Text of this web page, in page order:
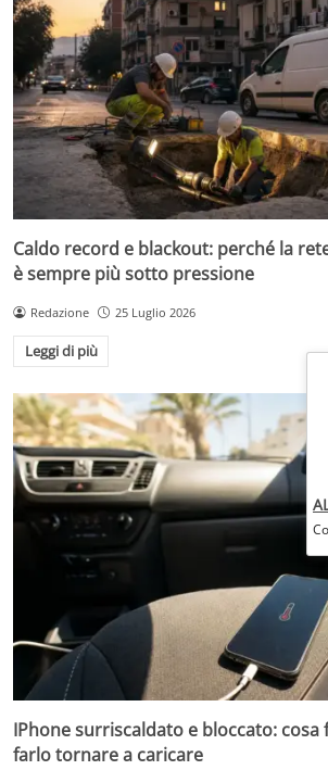
Caldo record e blackout: perché la
è sempre più sotto pressione
Redazione 25 Luglio 2026
Leggi di più
IPhone surriscaldato e bloccato:
farlo tornare a caricare